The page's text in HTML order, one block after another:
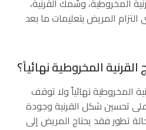
المريض بتعليمات ما بعد
المخروطية نهائياً؟
المخروطية نهائياً ولا توقف
تحسين شكل القرنية وجودة
تطور فقد يحتاج المريض إلى